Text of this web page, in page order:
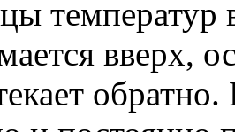
температур
вверх,